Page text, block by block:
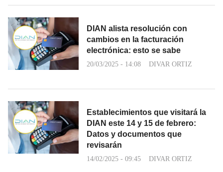
DIAN alista resolución con
cambios en la facturación
electrónica: esto se sabe
20/03/2025 - 14:08 DIVAR ORTIZ
Establecimientos que visitará la
DIAN este 14 y 15 de febrero:
Datos y documentos que
revisarán
14/02/2025 - 09:45 DIVAR ORTIZ